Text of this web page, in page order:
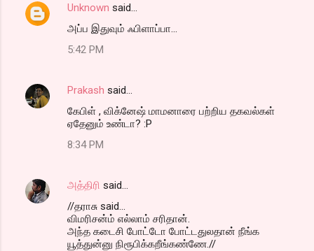
Unknown said…
அப்ப இதுவும் ஃபிளாப்பா...
5:42 PM
Prakash said…
கேபிள் , விக்னேஷ் மாமனாரை பற்றிய தகவல்கள்
ஏதேனும் உண்டா? :P
8:34 PM
அத்திரி said…
//தராசு said...
விமரிசன்ம் எல்லாம் சரிதான்.
அந்த கடைசி போட்டோ போட்டதுலதான் நீங்க
யூத்துன்னு நிரூபிக்கறீங்கண்ணே.//